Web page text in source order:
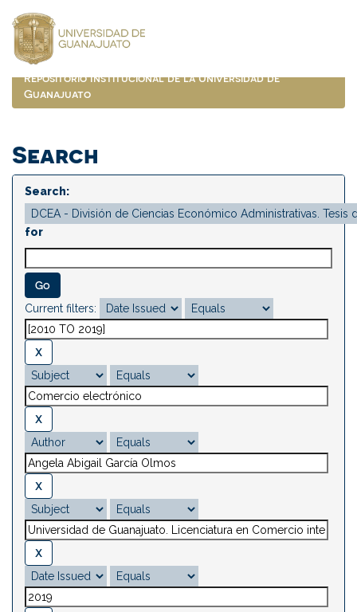
navigation
Repositorio Institucional de la Universidad de
Guanajuato
Search
Search:
for
Current filters: